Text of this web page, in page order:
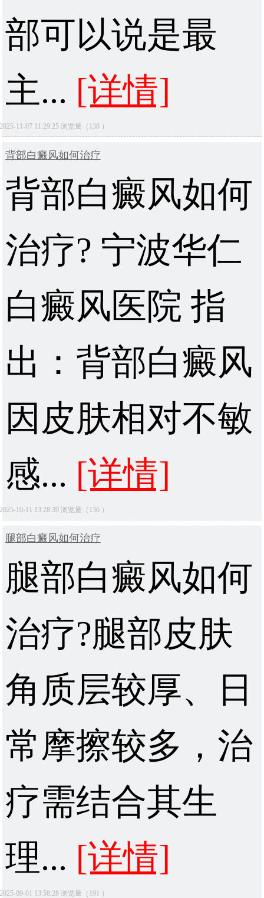
部可以说是最
主... [详情]
11-07 11:29:25 浏览量（138 ）
背部白癜风如何治疗
背部白癜风如何
治疗? 宁波华仁
白癜风医院 指
出：背部白癜风
因皮肤相对不敏
感... [详情]
10-11 13:28:39 浏览量（136 ）
腿部白癜风如何治疗
腿部白癜风如何
治疗?腿部皮肤
角质层较厚、日
常摩擦较多，治
疗需结合其生
理... [详情]
09-01 13:58:28 浏览量（191 ）